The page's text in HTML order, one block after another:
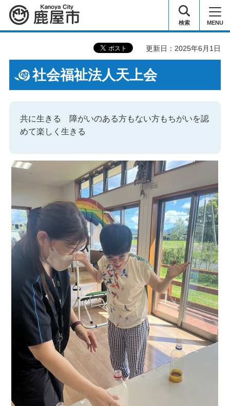
鹿屋市 検索 MENU
更新日：2025年6月1日
社会福祉法人天上会
共に生きる 障がいのある方もない方もちがいを認
めて楽しく生きる